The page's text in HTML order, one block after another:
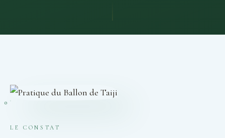
LE CONSTAT